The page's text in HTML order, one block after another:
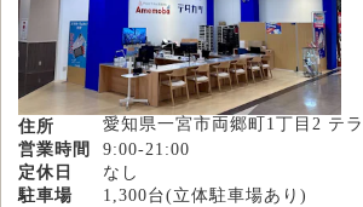
住所
愛知県一宮市両郷町1丁目2 テ
営業時間
9:00-21:00
定休日
なし
駐車場
1,300台(立体駐車場あり)